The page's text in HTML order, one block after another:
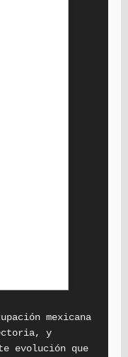
mexicana
y
evolución que